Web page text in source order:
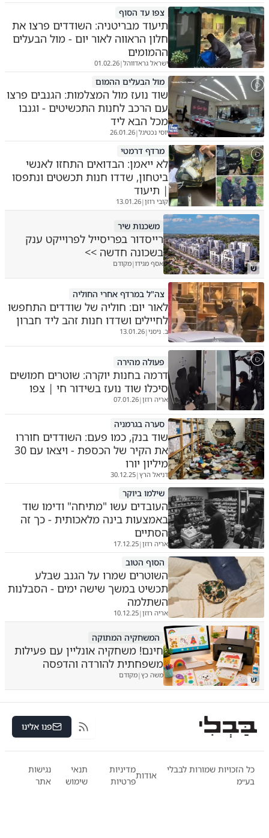
צפו עד הסוף
תיעוד מבריטניה: השודדים פרצו את
חלון הראווה לאור יום - מול הבעלים
ההמומים
ישראל גראדווהל|
01.02.26
מול הבעלים ההמום
שוד נועז מול המצלמות: הגנבים פרצו
עם הרכב לחנות התכשיטים - וגנבו
מכל הבא ליד
יוסי נכטיגל|
26.01.26
מרדף דרמטי
לא ייאמן: הבדואים התחזו לאנשי
ביטחון, שדדו חנות תכשטים ונתפסו
| תיעוד
קובי רוזן|
13.01.26
ש
משכנות שיר
רייסדור בפריסייל לפרוייקט ענק
בשכונה חדשה >>
אסף מגידו|מקודם
צה"ל במרדף אחרי החוליה
לאור יום: חוליה של שודדים התחפשו
לחיילים ושדדו חנות זהב ליד חברון
ב. ניסני|
13.01.26
פעולה מהירה
דרמה בחנות יוקרה: שוטרים חמושים
סיכלו שוד נועז בשידור חי | צפו
אריה רוזן|
07.01.26
סערה בגרמניה
שוד בנק, כמו פעם: השודדים חוררו
את הקיר של הכספת - ויצאו עם 30
מיליון יורו
דניאל הרץ|
30.12.25
שילמו ביוקר
העובדים עשו "מתיחה" ודימו שוד
באמצעות בינה מלאכותית - כך זה
הסתיים
אריה רוזן|
17.12.25
הסוף הטוב
השוטרים שמרו על הגנב שבלע
תכשיט במשך שישה ימים - הסבלנות
השתלמה
אריה רוזן|
10.12.25
ש
המשחקיה המתוקה
חינם! משחקיה אונליין עם פעילות
משפחתית להורדה והדפסה
משה כץ|מקודם
RSS פנו אלינו
כל הזכויות שמורות לבבלי
בע״מ
אודות
מדיניות
פרטיות
תנאי
שימוש
נגישות
אתר